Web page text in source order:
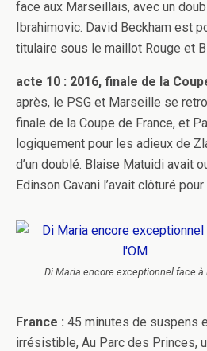
face aux Marseillais, avec un
Ibrahimovic. David Beckham est
titulaire sous le maillot Rouge et
acte 10 : 2016, finale de la
après, le PSG et Marseille se
finale de la Coupe de France, et
logiquement pour les adieux de
d’un doublé. Blaise Matuidi avait
Edinson Cavani l’avait clôturé pour
Di Maria encore exceptionnel face à
France : 45 minutes de suspens
irrésistible, Au Parc des Princes,